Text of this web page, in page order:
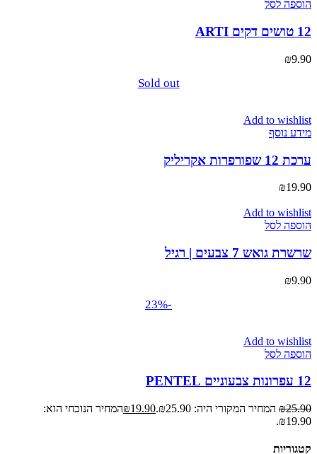
הוספה לסל
12 טושים דקים ARTI
₪9.90
Sold out
Add to wishlist
מידע נוסף
ערכת 12 שפורפרות אקריליק
₪19.90
Add to wishlist
הוספה לסל
שרשרת גואש 7 צבעים | רגיל
₪9.90
-23%
Add to wishlist
הוספה לסל
12 עפרונות צבעוניים PENTEL
₪25.90 המחיר המקורי היה: ₪25.90. ₪19.90
המחיר הנוכחי הוא:
₪19.90.
קטגוריות